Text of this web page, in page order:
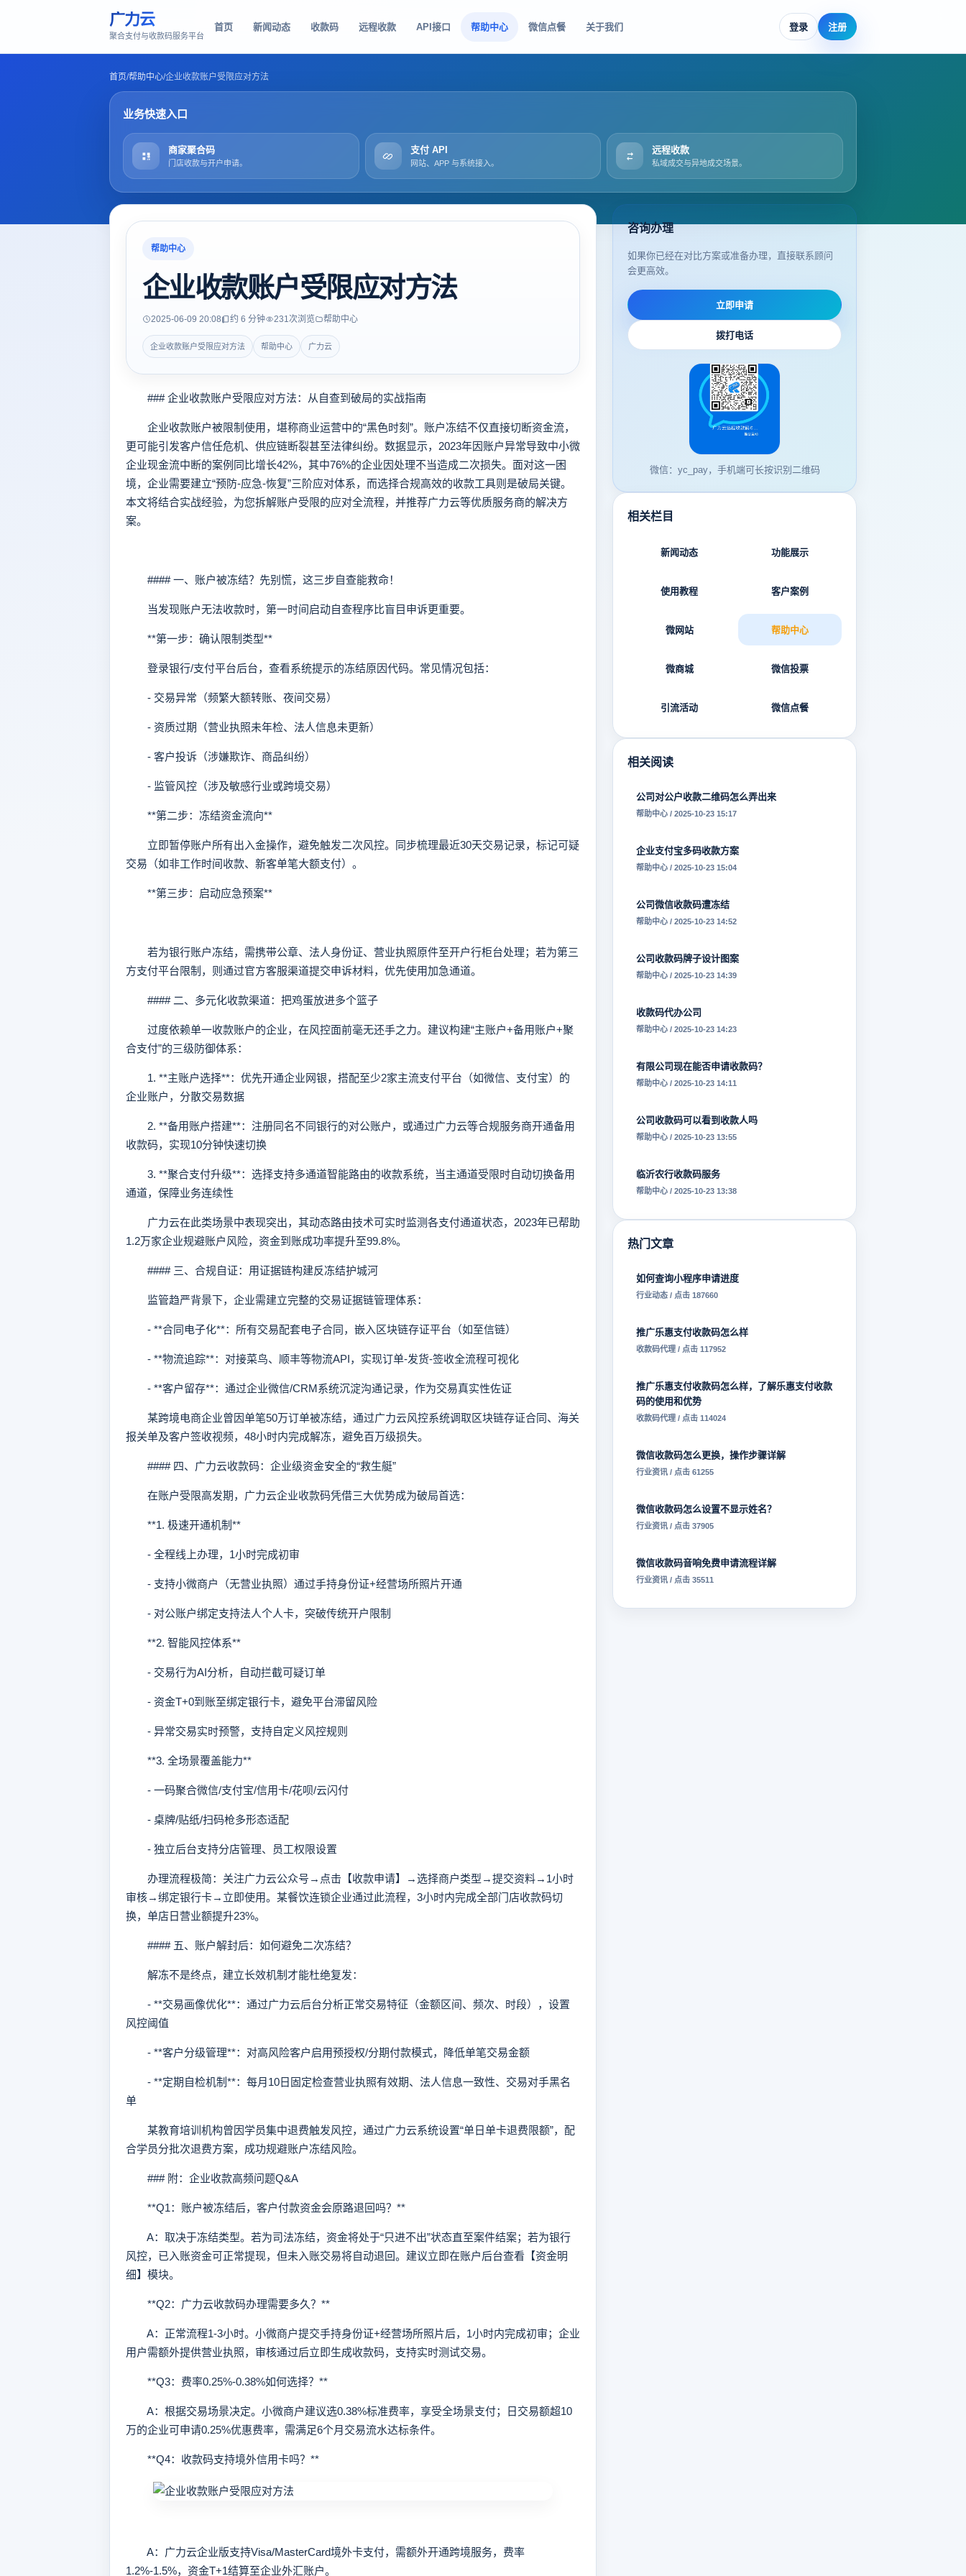
广力云
聚合支付与收款码服务平台
首页 新闻动态 收款码 远程收款 API接口 帮助中心 微信点餐 关于我们 登录 注册
首页/帮助中心/企业收款账户受限应对方法
业务快速入口
商家聚合码
门店收款与开户申请。
支付 API
网站、APP 与系统接入。
远程收款
私域成交与异地成交场景。
帮助中心
企业收款账户受限应对方法
2025-06-09 20:08 约 6 分钟 231次浏览 帮助中心
企业收款账户受限应对方法 帮助中心 广力云
### 企业收款账户受限应对方法：从自查到破局的实战指南
企业收款账户被限制使用，堪称商业运营中的“黑色时刻”。账户冻结不仅直接切断资金流，
更可能引发客户信任危机、供应链断裂甚至法律纠纷。数据显示，2023年因账户异常导致中小微
企业现金流中断的案例同比增长42%，其中76%的企业因处理不当造成二次损失。面对这一困
境，企业需要建立“预防-应急-恢复”三阶应对体系，而选择合规高效的收款工具则是破局关键。
本文将结合实战经验，为您拆解账户受限的应对全流程，并推荐广力云等优质服务商的解决方
案。
#### 一、账户被冻结？先别慌，这三步自查能救命！
当发现账户无法收款时，第一时间启动自查程序比盲目申诉更重要。
**第一步：确认限制类型**
登录银行/支付平台后台，查看系统提示的冻结原因代码。常见情况包括：
- 交易异常（频繁大额转账、夜间交易）
- 资质过期（营业执照未年检、法人信息未更新）
- 客户投诉（涉嫌欺诈、商品纠纷）
- 监管风控（涉及敏感行业或跨境交易）
**第二步：冻结资金流向**
立即暂停账户所有出入金操作，避免触发二次风控。同步梳理最近30天交易记录，标记可疑
交易（如非工作时间收款、新客单笔大额支付）。
**第三步：启动应急预案**
若为银行账户冻结，需携带公章、法人身份证、营业执照原件至开户行柜台处理；若为第三
方支付平台限制，则通过官方客服渠道提交申诉材料，优先使用加急通道。
#### 二、多元化收款渠道：把鸡蛋放进多个篮子
过度依赖单一收款账户的企业，在风控面前毫无还手之力。建议构建“主账户+备用账户+聚
合支付”的三级防御体系：
1. **主账户选择**：优先开通企业网银，搭配至少2家主流支付平台（如微信、支付宝）的
企业账户，分散交易数据
2. **备用账户搭建**：注册同名不同银行的对公账户，或通过广力云等合规服务商开通备用
收款码，实现10分钟快速切换
3. **聚合支付升级**：选择支持多通道智能路由的收款系统，当主通道受限时自动切换备用
通道，保障业务连续性
广力云在此类场景中表现突出，其动态路由技术可实时监测各支付通道状态，2023年已帮助
1.2万家企业规避账户风险，资金到账成功率提升至99.8%。
#### 三、合规自证：用证据链构建反冻结护城河
监管趋严背景下，企业需建立完整的交易证据链管理体系：
- **合同电子化**：所有交易配套电子合同，嵌入区块链存证平台（如至信链）
- **物流追踪**：对接菜鸟、顺丰等物流API，实现订单-发货-签收全流程可视化
- **客户留存**：通过企业微信/CRM系统沉淀沟通记录，作为交易真实性佐证
某跨境电商企业曾因单笔50万订单被冻结，通过广力云风控系统调取区块链存证合同、海关
报关单及客户签收视频，48小时内完成解冻，避免百万级损失。
#### 四、广力云收款码：企业级资金安全的“救生艇”
在账户受限高发期，广力云企业收款码凭借三大优势成为破局首选：
**1. 极速开通机制**
- 全程线上办理，1小时完成初审
- 支持小微商户（无营业执照）通过手持身份证+经营场所照片开通
- 对公账户绑定支持法人个人卡，突破传统开户限制
**2. 智能风控体系**
- 交易行为AI分析，自动拦截可疑订单
- 资金T+0到账至绑定银行卡，避免平台滞留风险
- 异常交易实时预警，支持自定义风控规则
**3. 全场景覆盖能力**
- 一码聚合微信/支付宝/信用卡/花呗/云闪付
- 桌牌/贴纸/扫码枪多形态适配
- 独立后台支持分店管理、员工权限设置
办理流程极简：关注广力云公众号→点击【收款申请】→选择商户类型→提交资料→1小时
审核→绑定银行卡→立即使用。某餐饮连锁企业通过此流程，3小时内完成全部门店收款码切
换，单店日营业额提升23%。
#### 五、账户解封后：如何避免二次冻结？
解冻不是终点，建立长效机制才能杜绝复发：
- **交易画像优化**：通过广力云后台分析正常交易特征（金额区间、频次、时段），设置
风控阈值
- **客户分级管理**：对高风险客户启用预授权/分期付款模式，降低单笔交易金额
- **定期自检机制**：每月10日固定检查营业执照有效期、法人信息一致性、交易对手黑名
单
某教育培训机构曾因学员集中退费触发风控，通过广力云系统设置“单日单卡退费限额”，配
合学员分批次退费方案，成功规避账户冻结风险。
### 附：企业收款高频问题Q&A
**Q1：账户被冻结后，客户付款资金会原路退回吗？**
A：取决于冻结类型。若为司法冻结，资金将处于“只进不出”状态直至案件结案；若为银行
风控，已入账资金可正常提现，但未入账交易将自动退回。建议立即在账户后台查看【资金明
细】模块。
**Q2：广力云收款码办理需要多久？**
A：正常流程1-3小时。小微商户提交手持身份证+经营场所照片后，1小时内完成初审；企业
用户需额外提供营业执照，审核通过后立即生成收款码，支持实时测试交易。
**Q3：费率0.25%-0.38%如何选择？**
A：根据交易场景决定。小微商户建议选0.38%标准费率，享受全场景支付；日交易额超10
万的企业可申请0.25%优惠费率，需满足6个月交易流水达标条件。
**Q4：收款码支持境外信用卡吗？**
A：广力云企业版支持Visa/MasterCard境外卡支付，需额外开通跨境服务，费率
1.2%-1.5%，资金T+1结算至企业外汇账户。
咨询办理
如果你已经在对比方案或准备办理，直接联系顾问
会更高效。
立即申请
拨打电话
微信：yc_pay，手机端可长按识别二维码
相关栏目
新闻动态 功能展示
使用教程 客户案例
微网站 帮助中心
微商城 微信投票
引流活动 微信点餐
相关阅读
公司对公户收款二维码怎么弄出来
帮助中心 / 2025-10-23 15:17
企业支付宝多码收款方案
帮助中心 / 2025-10-23 15:04
公司微信收款码遭冻结
帮助中心 / 2025-10-23 14:52
公司收款码牌子设计图案
帮助中心 / 2025-10-23 14:39
收款码代办公司
帮助中心 / 2025-10-23 14:23
有限公司现在能否申请收款码？
帮助中心 / 2025-10-23 14:11
公司收款码可以看到收款人吗
帮助中心 / 2025-10-23 13:55
临沂农行收款码服务
帮助中心 / 2025-10-23 13:38
热门文章
如何查询小程序申请进度
行业动态 / 点击 187660
推广乐惠支付收款码怎么样
收款码代理 / 点击 117952
推广乐惠支付收款码怎么样，了解乐惠支付收款
码的使用和优势
收款码代理 / 点击 114024
微信收款码怎么更换，操作步骤详解
行业资讯 / 点击 61255
微信收款码怎么设置不显示姓名？
行业资讯 / 点击 37905
微信收款码音响免费申请流程详解
行业资讯 / 点击 35511